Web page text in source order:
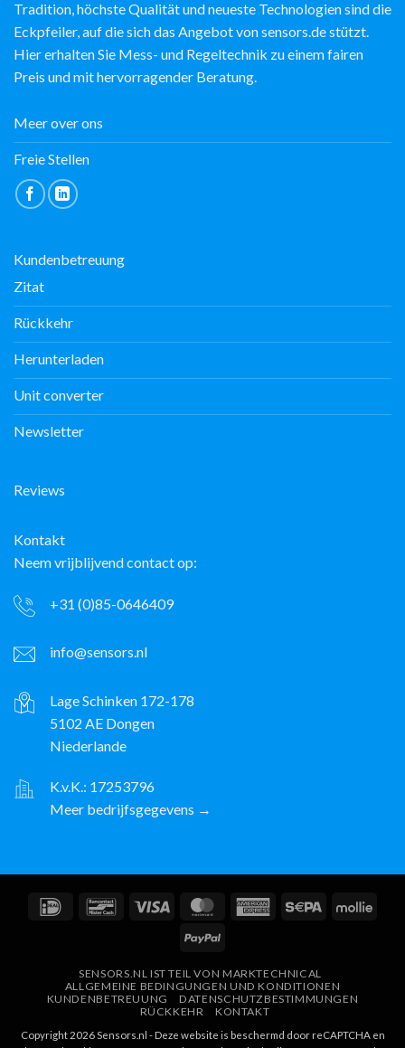
Tradition, höchste Qualität und neueste Technologien sind die
Eckpfeiler, auf die sich das Angebot von sensors.de stützt.
Hier erhalten Sie Mess- und Regeltechnik zu einem fairen
Preis und mit hervorragender Beratung.
Meer over ons
Freie Stellen
Kundenbetreuung
Zitat
Rückkehr
Herunterladen
Unit converter
Newsletter
Reviews
Kontakt
Neem vrijblijvend contact op:
+31 (0)85-0646409
info@sensors.nl
Lage Schinken 172-178
5102 AE Dongen
Niederlande
K.v.K.: 17253796
Meer bedrijfsgegevens →
IDeal BancontactVisum MasterCardAmerican Sepa Mollie
PayPal
SENSORS.NL IST TEIL VON MARKTECHNICAL
ALLGEMEINE BEDINGUNGEN UND KONDITIONEN
KUNDENBETREUUNG
DATENSCHUTZBESTIMMUNGEN
RÜCKKEHR
KONTAKT
Copyright 2026 Sensors.nl - Deze website is beschermd door reCAPTCHA en